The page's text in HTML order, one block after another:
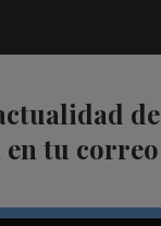
de
en tu correo